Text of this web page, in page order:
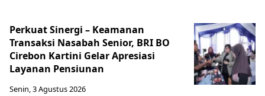
Perkuat Sinergi – Keamanan
Transaksi Nasabah Senior, BRI BO
Cirebon Kartini Gelar Apresiasi
Layanan Pensiunan
Senin, 3 Agustus 2026